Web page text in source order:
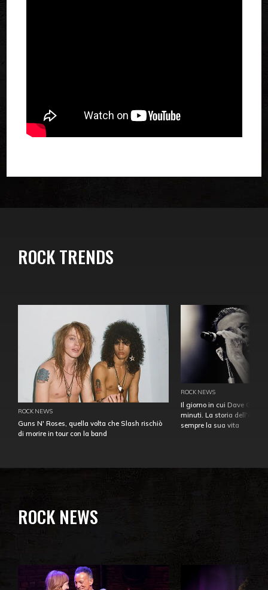
ROCK TRENDS
ROCK NEWS
Guns N' Roses, quella volta che Slash rischiò
di morire in tour con la band
ROCK NEWS
Il giorno in cui Dave
minuti. La storia
sempre la sua vita
ROCK NEWS